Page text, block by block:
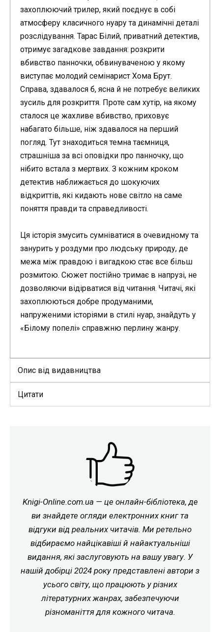
захоплюючий трилер, який поєднує в собі
атмосферу класичного нуару та динамічні деталі
розслідування. Тарас Білий, приватний детектив,
отримує загадкове завдання: розкрити
вбивство панночки, обвинуваченою у якому
виступає молодий семінарист Хома Брут.
Справа, здавалося б, ясна й не потребує великих
зусиль для розкриття. Проте сам хутір, на якому
сталося це жахливе вбивство, приховує
набагато більше, ніж здавалося на перший
погляд. Тут знаходиться темна таємниця,
страшніша за всі оповідки про панночку, що
нібито встала з мертвих. З кожним кроком
детектив наближається до шокуючих
відкриттів, які кидають нове світло на саме
поняття правди та справедливості.
Ця історія змусить сумніватися в очевидному та
занурить у роздуми про людську природу, де
межа між правдою і вигадкою стає все більш
розмитою. Сюжет постійно тримає в напрузі, не
дозволяючи відірватися від читання. Читачі, які
захоплюються добре продуманими,
напруженими історіями в стилі нуар, знайдуть у
«Білому попелі» справжню перлину жанру.
Опис від видавництва
Цитати
Knigi-Online.com.ua — це онлайн-бібліотека, де
ви знайдете огляди електронних книг та
відгуки від реальних читачів. Ми ретельно
відбираємо найцікавіші й найактуальніші
видання, які заслуговують на вашу увагу. У
нашій добірці 2024 року представлені автори з
усього світу, що працюють у різних
літературних жанрах, забезпечуючи
різноманіття для кожного читача.